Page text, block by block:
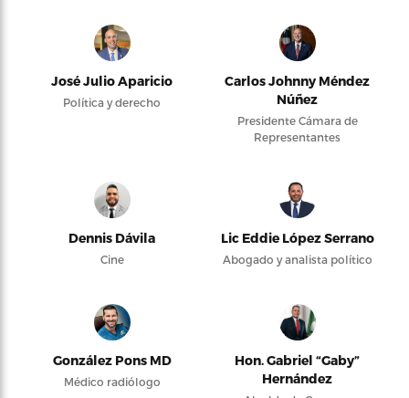
José Julio Aparicio
Política y derecho
Carlos Johnny Méndez
Núñez
Presidente Cámara de
Representantes
Dennis Dávila
Cine
Lic Eddie López Serrano
Abogado y analista político
González Pons MD
Médico radiólogo
Hon. Gabriel “Gaby”
Hernández